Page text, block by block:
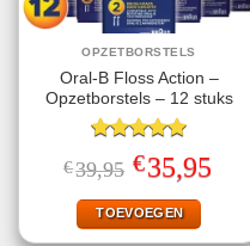
OPZETBORSTELS
Oral-B Floss Action –
Opzetborstels – 12 stuks
Gewaardeerd
5.00uit 5
€39,95 Oorspronkelijke
prijs
was:
€39,95.
€35,95prijs
TOEVOEGEN